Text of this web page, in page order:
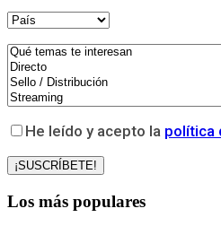
He leído y acepto la política
Los más populares